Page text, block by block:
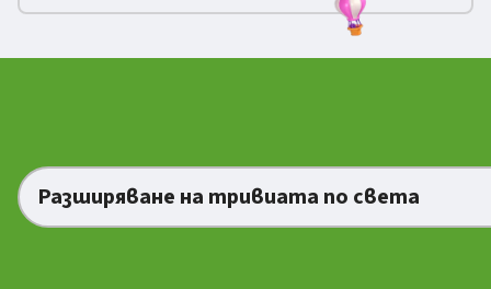
Разширяване на тривиата по света